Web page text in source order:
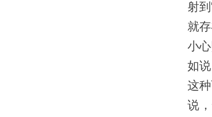
射
就
小
如
这
说